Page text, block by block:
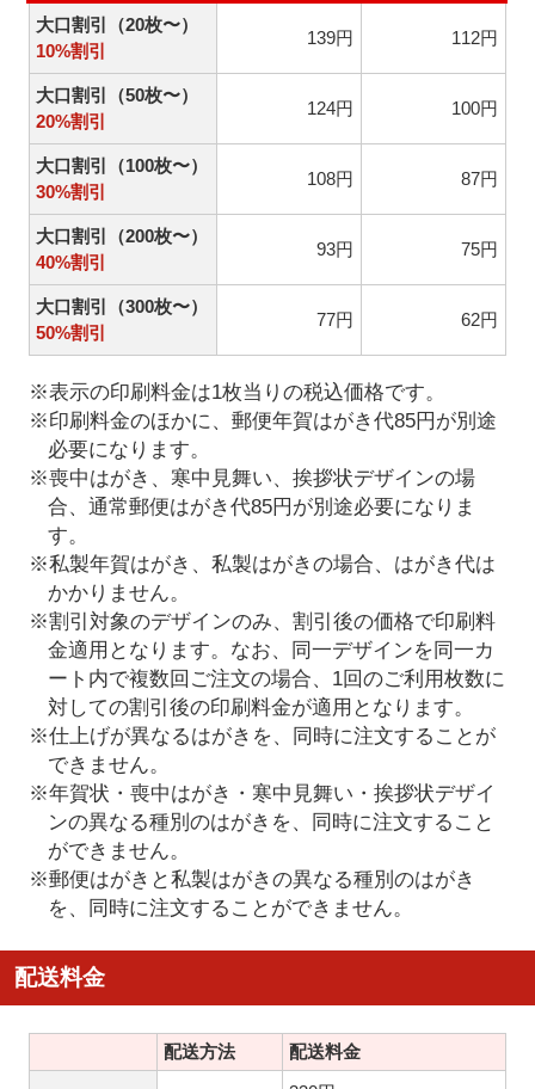
大口割引（20枚〜）
10%割引
139円 112円
大口割引（50枚〜）
20%割引
124円 100円
大口割引（100枚〜）
30%割引
108円 87円
大口割引（200枚〜）
40%割引
93円 75円
大口割引（300枚〜）
50%割引
77円 62円
※表示の印刷料金は1枚当りの税込価格です。
※印刷料金のほかに、郵便年賀はがき代85円が別途
必要になります。
※喪中はがき、寒中見舞い、挨拶状デザインの場
合、通常郵便はがき代85円が別途必要になりま
す。
※私製年賀はがき、私製はがきの場合、はがき代は
かかりません。
※割引対象のデザインのみ、割引後の価格で印刷料
金適用となります。なお、同一デザインを同一カ
ート内で複数回ご注文の場合、1回のご利用枚数に
対しての割引後の印刷料金が適用となります。
※仕上げが異なるはがきを、同時に注文することが
できません。
※年賀状・喪中はがき・寒中見舞い・挨拶状デザイ
ンの異なる種別のはがきを、同時に注文すること
ができません。
※郵便はがきと私製はがきの異なる種別のはがき
を、同時に注文することができません。
配送料金
配送方法 配送料金